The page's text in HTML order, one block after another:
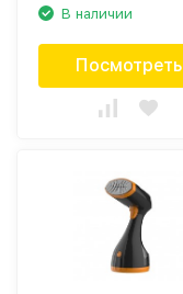
В наличии
Посмотреть